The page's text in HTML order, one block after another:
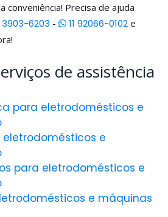
conveniência! Precisa de ajuda
3903-6203 - 11 92066-0102 e
de assistência
para eletrodomésticos e
e
para eletrodomésticos e
e máquinas